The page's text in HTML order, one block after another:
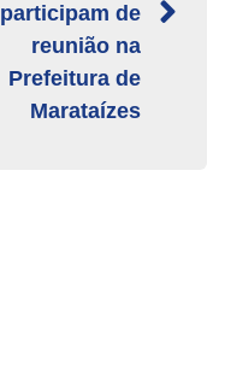
participam de
reunião na
Prefeitura de
Marataízes